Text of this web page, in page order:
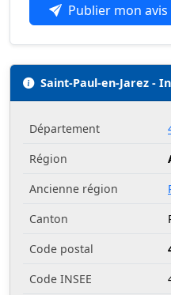
Publier mon avis
Saint-Paul-en-Jarez -
Département
Région
Ancienne région
Canton
Code postal
Code INSEE